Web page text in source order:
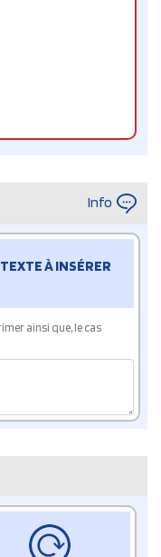
Info
À INSÉRER
ainsi que, le cas